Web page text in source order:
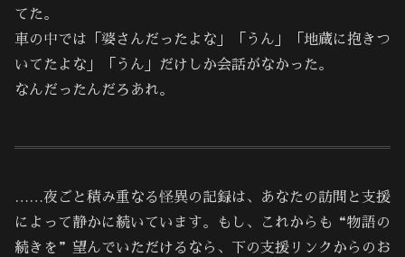
てた。
車の中では「婆さんだったよな」「うん」「地蔵に抱きつ
いてたよな」「うん」だけしか会話がなかった。
なんだったんだろあれ。
……夜ごと積み重なる怪異の記録は、あなたの訪問と支援
によって静かに続いています。もし、これからも“物語の
続きを”望んでいただけるなら、下の支援リンクからのお